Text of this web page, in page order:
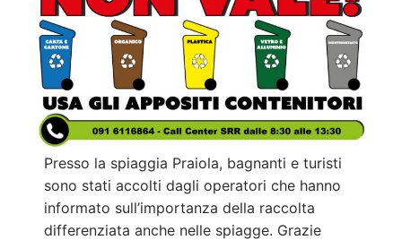
Presso la spiaggia Praiola, bagnanti e turisti
sono stati accolti dagli operatori che hanno
informato sull’importanza della raccolta
differenziata anche nelle spiagge. Grazie